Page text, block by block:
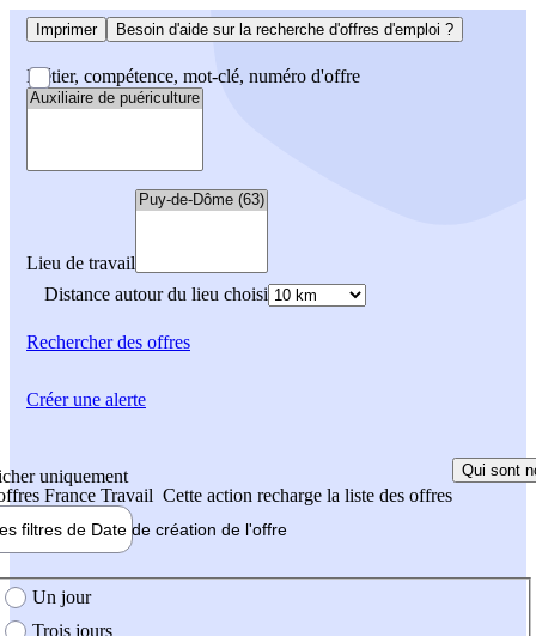
Imprimer Besoin d'aide sur la recherche d'offres d'emploi ?
Métier, compétence, mot-clé, numéro d'offre
Lieu de travail
Distance autour du lieu choisi
Rechercherdes offres
uniquement
France Travail Cette action recharge la liste des offres
Qui sont
filtres de Date de création de l'offre
création de l'offre
Un jour
Trois jours
Créer une alerte